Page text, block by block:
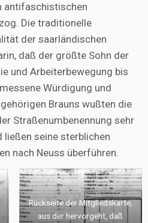
antifaschistischen
Die traditionelle
der saarländischen
daß der größte Sohn der
und Arbeiterbewegung bis
Würdigung und
Brauns wußten die
Straßenumbenennung sehr
seine sterblichen
nach Neuss überführen.
Rückseite der Mitgliedskarte,
aus der hervorgeht, daß